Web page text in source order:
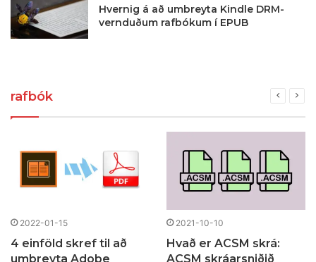
Hvernig á að umbreyta Kindle DRM-
vernduðum rafbókum í EPUB
rafbók
2022-01-15
4 einföld skref til að
umbreyta Adobe
2021-10-10
Hvað er ACSM skrá:
ACSM skráarsniðið